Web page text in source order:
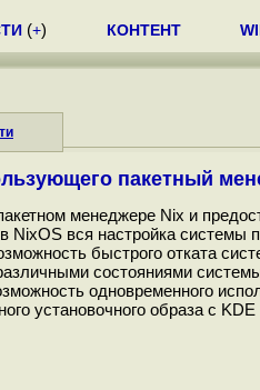
(+) КОНТЕНТ
пакетный
менеджере Nix и
вся настройка системы
быстрого отката
состояниями
одновременного
установочного образа с